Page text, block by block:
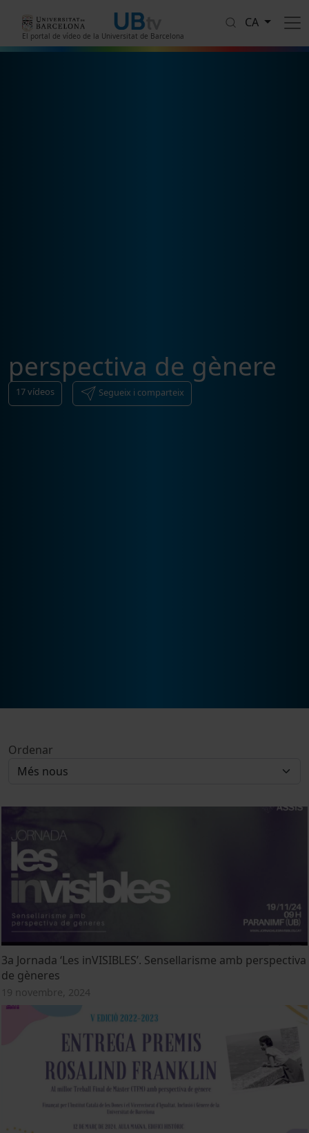
El portal de vídeo de la Universitat de Barcelona
CA
perspectiva de gènere
17vídeos Segueix i comparteix
Ordenar
3a Jornada ‘Les inVISIBLES’. Sensellarisme amb perspectiva
de gèneres
19 novembre, 2024